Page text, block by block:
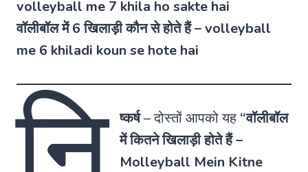
volleyball me 7 khila ho sakte hai
वॉलीबॉल में 6 खिलाड़ी कौन से होते हैं – volleyball
me 6 khiladi koun se hote hai
ष्कर्ष–दोस्तों आपको यह“वॉलीबॉल
में कितने खिलाड़ी होते हैं –
Molleyball Mein Kitne